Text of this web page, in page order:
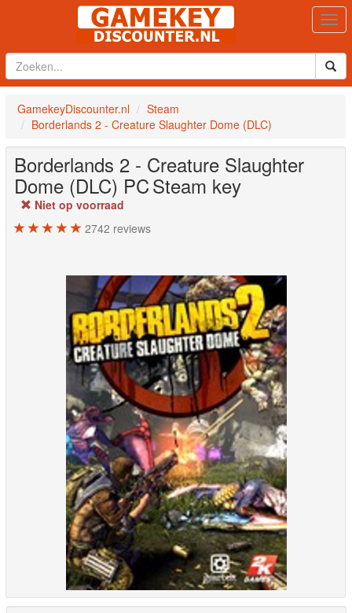
GamekeyDiscounter.nl
Steam
Borderlands 2 - Creature Slaughter Dome (DLC)
Borderlands 2 - Creature Slaughter
Dome (DLC) PCSteam key
Niet op voorraad
2742 reviews